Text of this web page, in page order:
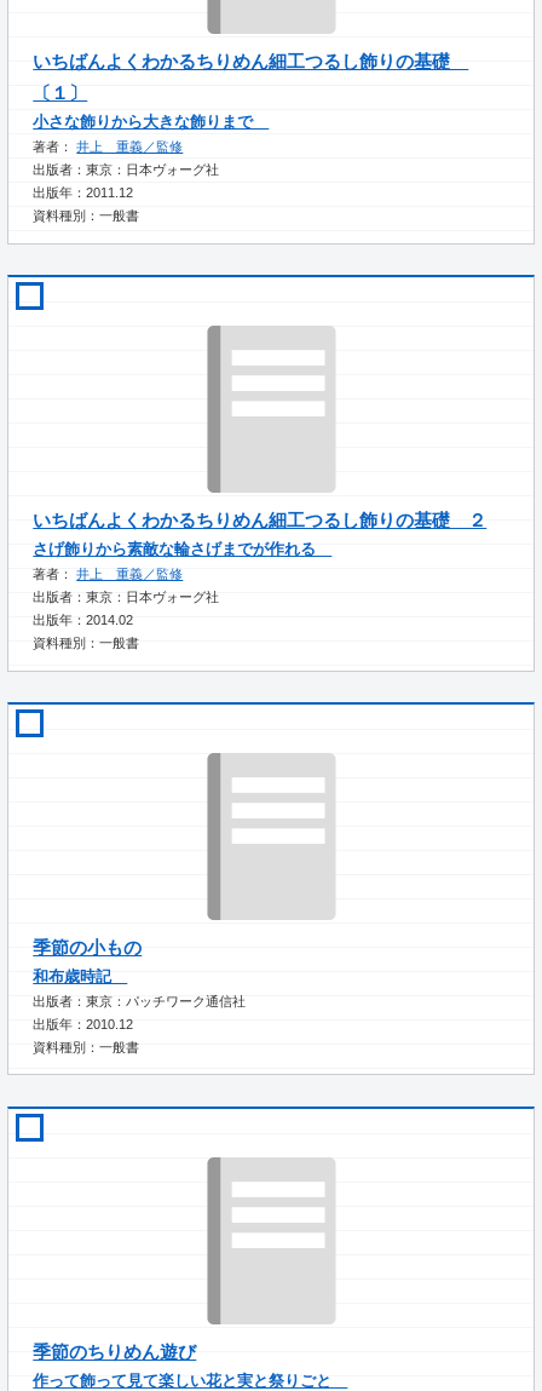
いちばんよくわかるちりめん細工つるし飾りの基礎
〔１〕
小さな飾りから大きな飾りまで
著者：井上 重義／監修
出版者：東京：日本ヴォーグ社
出版年：2011.12
資料種別：一般書
いちばんよくわかるちりめん細工つるし飾りの基礎 ２
さげ飾りから素敵な輪さげまでが作れる
著者：井上 重義／監修
出版者：東京：日本ヴォーグ社
出版年：2014.02
資料種別：一般書
季節の小もの
和布歳時記
出版者：東京：パッチワーク通信社
出版年：2010.12
資料種別：一般書
季節のちりめん遊び
作って飾って見て楽しい花と実と祭りごと